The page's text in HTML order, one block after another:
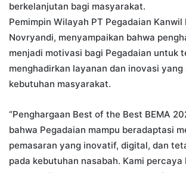
berkelanjutan bagi masyarakat.
Pemimpin Wilayah PT Pegadaian Kanwil
Novryandi, menyampaikan bahwa
menjadi motivasi bagi Pegadaian untuk
menghadirkan layanan dan inovasi yang
kebutuhan masyarakat.
“Penghargaan Best of the Best BEMA
bahwa Pegadaian mampu beradaptasi
pemasaran yang inovatif, digital, dan
pada kebutuhan nasabah. Kami percaya